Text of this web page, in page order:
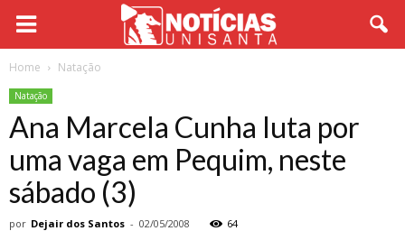
Home Natação
Natação
Ana Marcela Cunha luta por
uma vaga em Pequim, neste
sábado (3)
por Dejair dos Santos - 02/05/2008 64